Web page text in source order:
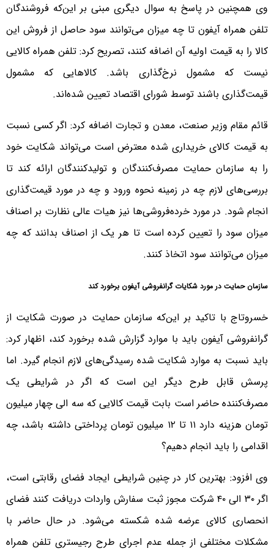
وی همچنین در پاسخ به سوال دیگری مبنی بر این‌که فروشندگان
تلفن همراه آیفون تا چه میزان می‌توانند سود حاصل از فروش این
کالا را به قیمت اولیه آن اضافه کنند، تصریح کرد: تلفن همراه کالایی
نیست که مشمول نرخ‌گذاری باشد. کالاهایی که مشمول
قیمت‌گذاری باشند توسط شورای اقتصاد تعیین شده‌اند.
قائم مقام وزیر صنعت، معدن و تجارت اضافه کرد: اگر کسی نسبت
به قیمت کالای خریداری شده معترض است می‌تواند شکایت خود
را به سازمان حمایت مصرف‌کنندگان و تولیدکنندگان ارائه کند تا
بررسی‌های لازم چه در زمینه‌ نحوه ورود و چه در مورد قیمت‌گذاری
انجام شود. در مورد خرده‌فروشی‌ها نیز هیات عالی نظارت بر اصناف
میزان سود را تعیین کرده است تا هر یک از اصناف بدانند که چه
میزان می‌توانند سود اتخاذ کنند.
سازمان حمایت در مورد شکایات گرانفروشی آیفون برخورد کند
خسروتاج با تاکید بر این‌که سازمان حمایت در صورت شکایت از
گرانفروشی آیفون باید با موارد گزارش‌ شده برخورد کند، اظهار کرد:
باید نسبت به موارد شکایت شده رسیدگی‌های لازم انجام گیرد. اما
پرسش قابل طرح دیگر این است که اگر در شرایطی یک
مصرف‌کننده‌ حاضر است بابت قیمت کالایی که سه الی چهار میلیون
تومان هزینه دارد ۱۱ تا ۱۲ میلیون تومان پرداختی داشته باشد، چه
اقدامی را باید انجام دهیم؟
وی افزود: بهترین کار در چنین شرایطی ایجاد فضای رقابتی است،
اگر ۳۰ الی ۴۰ شرکت مجوز ثبت سفارش واردات دریافت کنند فضای
انحصاری کالای عرضه شده شکسته می‌شود. در حال حاضر با
مشکلات مختلفی از جمله عدم اجرای طرح رجیستری تلفن همراه